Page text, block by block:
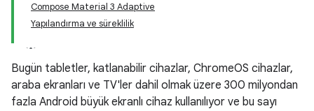
Compose Material 3 Adaptive
Yapılandırma ve süreklilik
Bugün tabletler, katlanabilir cihazlar, ChromeOS cihazlar,
araba ekranları ve TV'ler dahil olmak üzere 300 milyondan
fazla Android büyük ekranlı cihaz kullanılıyor ve bu sayı